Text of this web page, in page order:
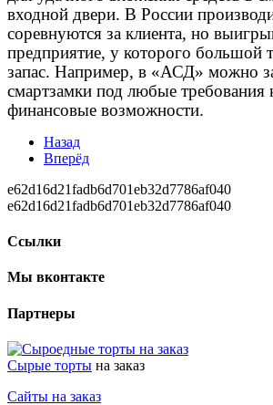
входной двери. В России
соревнуются за клиента, но
предприятие, у которого большой
запас. Например, в «АСД» можно
смартзамки под любые требования
финансовые возможности.
Назад
Вперёд
e62d16d21fadb6d701eb32d7786af040
e62d16d21fadb6d701eb32d7786af040
Ссылки
Мы вконтакте
Партнеры
Сырые торты на заказ
Сайты на заказ